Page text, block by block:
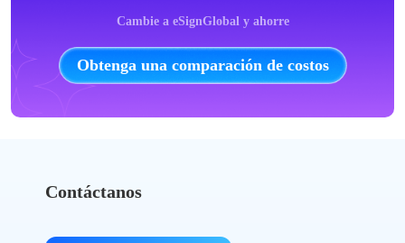
Cambie a eSignGlobal y ahorre
Obtenga una comparación de costos
Contáctanos